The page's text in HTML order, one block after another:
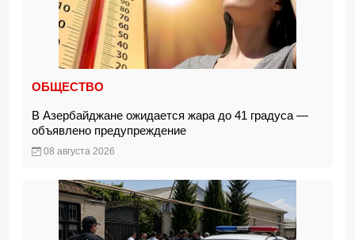
ОБЩЕСТВО
В Азербайджане ожидается жара до 41 градуса —
объявлено предупреждение
08 августа 2026